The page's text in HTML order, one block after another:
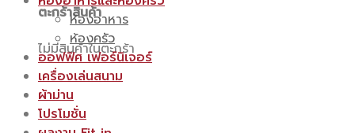
ตะกร้าสินค้า
ไม่มีสินค้าในตะกร้า
ห้องอาหาร
ห้องครัว
ออฟฟิศ เฟอร์นิเจอร์
เครื่องเล่นสนาม
ผ้าม่าน
โปรโมชั่น